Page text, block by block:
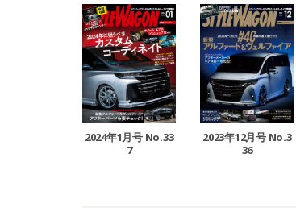
2024年1月号 No.33
7
2023年12月号 No.3
36